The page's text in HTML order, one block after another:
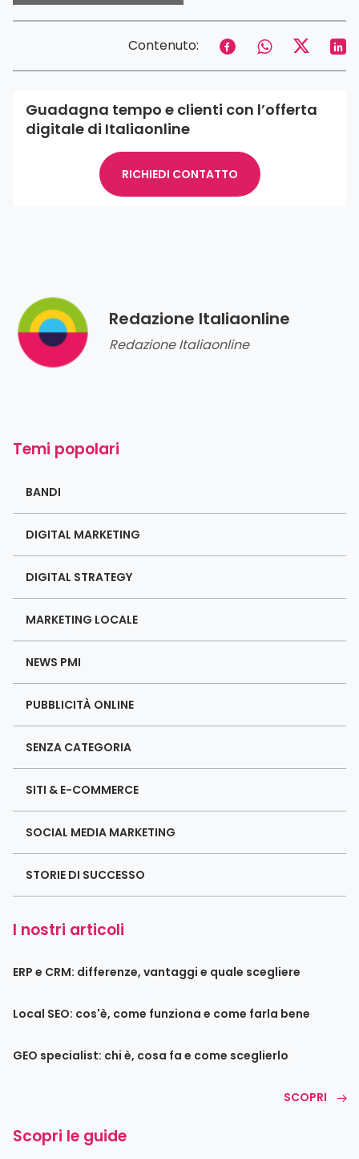
Contenuto:
Guadagna tempo e clienti con l’offerta
digitale di Italiaonline
RICHIEDI CONTATTO
Redazione Italiaonline
Redazione Italiaonline
Temi popolari
BANDI
DIGITAL MARKETING
DIGITAL STRATEGY
MARKETING LOCALE
NEWS PMI
PUBBLICITÀ ONLINE
SENZA CATEGORIA
SITI & E-COMMERCE
SOCIAL MEDIA MARKETING
STORIE DI SUCCESSO
I nostri articoli
ERP e CRM: differenze, vantaggi e quale scegliere
Local SEO: cos'è, come funziona e come farla bene
GEO specialist: chi è, cosa fa e come sceglierlo
SCOPRI
Scopri le guide